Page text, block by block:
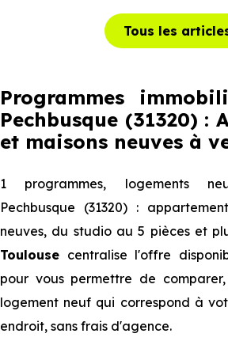
Tous les
Programmes
Pechbusque (31320) :
et maisons neuves à
1 programmes, logements
Pechbusque (31320) :
neuves, du studio au 5 pièces et
Toulouse centralise l'offre
pour vous permettre de
logement neuf qui correspond à
endroit, sans frais d'agence.